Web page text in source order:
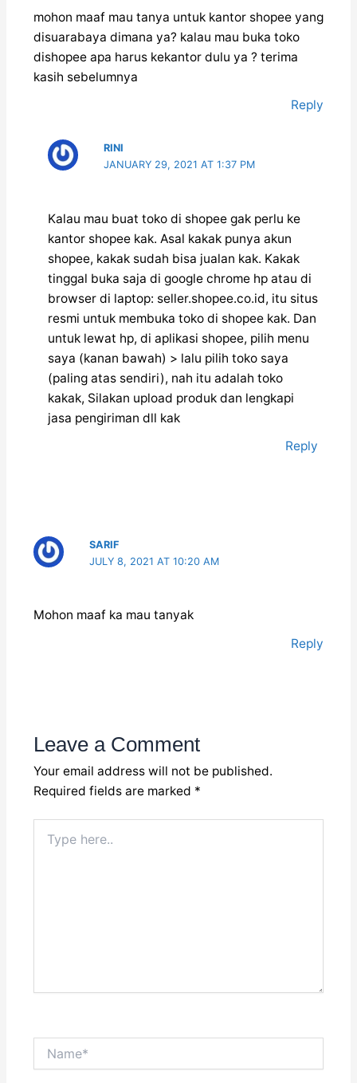
mohon maaf mau tanya untuk kantor shopee yang
disuarabaya dimana ya? kalau mau buka toko
dishopee apa harus kekantor dulu ya ? terima
kasih sebelumnya
Reply
RINI
JANUARY 29, 2021 AT 1:37 PM
Kalau mau buat toko di shopee gak perlu ke
kantor shopee kak. Asal kakak punya akun
shopee, kakak sudah bisa jualan kak. Kakak
tinggal buka saja di google chrome hp atau di
browser di laptop: seller.shopee.co.id, itu situs
resmi untuk membuka toko di shopee kak. Dan
untuk lewat hp, di aplikasi shopee, pilih menu
saya (kanan bawah) > lalu pilih toko saya
(paling atas sendiri), nah itu adalah toko
kakak, Silakan upload produk dan lengkapi
jasa pengiriman dll kak
Reply
SARIF
JULY 8, 2021 AT 10:20 AM
Mohon maaf ka mau tanyak
Reply
Leave a Comment
Your email address will not be published.
Required fields are marked *
here..